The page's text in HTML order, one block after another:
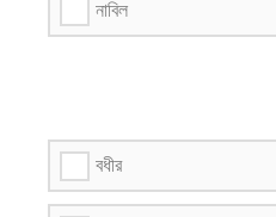
নাবিল
বধীর